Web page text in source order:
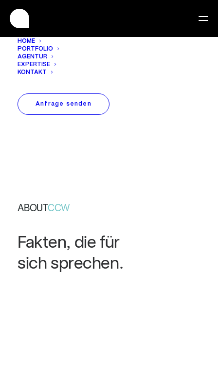
HOME
PORTFOLIO
AGENTUR
EXPERTISE
KONTAKT
Anfrage senden
ABOUTCCW
Fakten, die für
sich sprechen.